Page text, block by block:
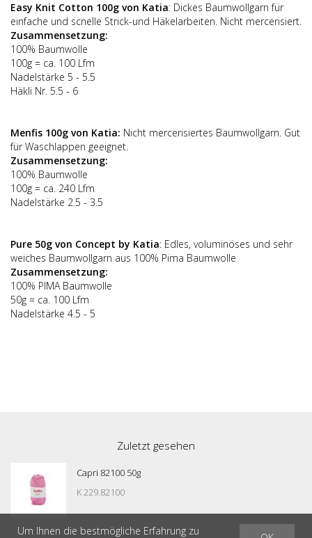
Easy Knit Cotton 100g von Katia: Dickes Baumwollgarn für
einfache und scnelle Strick-und Häkelarbeiten. Nicht mercerisiert.
Zusammensetzung:
100% Baumwolle
100g = ca. 100 Lfm
Nadelstärke 5 - 5.5
Häkli Nr. 5.5 - 6
Menfis 100g von Katia: Nicht mercerisiertes Baumwollgarn. Gut
für Waschlappen geeignet.
Zusammensetzung:
100% Baumwolle
100g = ca. 240 Lfm
Nadelstärke 2.5 - 3.5
Pure 50g von Concept by Katia: Edles, voluminöses und sehr
weiches Baumwollgarn aus 100% Pima Baumwolle
Zusammensetzung:
100% PIMA Baumwolle
50g = ca. 100 Lfm
Nadelstärke 4.5 - 5
Zuletzt gesehen
Capri 82100 50g
K 229.82100
Um Ihnen die bestmögliche Erfahrung zu